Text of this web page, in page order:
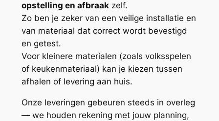
opstelling en afbraakzelf.
Zo ben je zeker van een veilige installatie en
van materiaal dat correct wordt bevestigd
en getest.
Voor kleinere materialen (zoals volksspelen
of keukenmateriaal) kan je kiezen tussen
afhalen of levering aan huis.
Onze leveringen gebeuren steeds in overleg
— we houden rekening met jouw planning,